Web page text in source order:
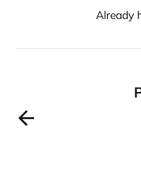
Already